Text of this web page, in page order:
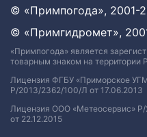
© «Примпогода», 2001-
© «Примгидромет»,
«Примпогода» является
товарным знаком на территории
Лицензия ФГБУ «Приморское
Р/2013/2362/100/Л от 17.06.2013
Лицензия ООО «Метеосервис»
от 22.12.2015